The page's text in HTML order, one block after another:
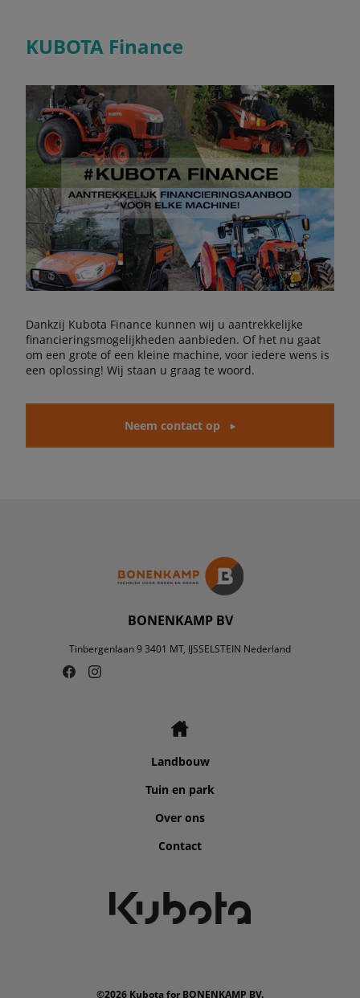
KUBOTA Finance
Dankzij Kubota Finance kunnen wij u aantrekkelijke
financieringsmogelijkheden aanbieden. Of het nu gaat
om een grote of een kleine machine, voor iedere wens is
een oplossing! Wij staan u graag te woord.
Neem contact op
BONENKAMP BV
Tinbergenlaan 9 3401 MT, IJSSELSTEIN Nederland
Landbouw
Tuin en park
Over ons
Contact
©2026 Kubota for BONENKAMP BV.